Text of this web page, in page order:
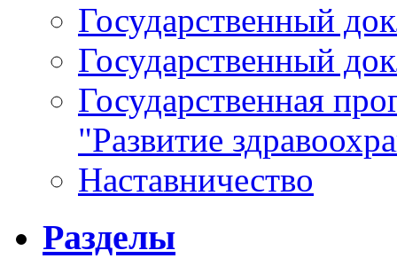
Государственный
Государственный
Государственная
"Развитие
Наставничество
Разделы